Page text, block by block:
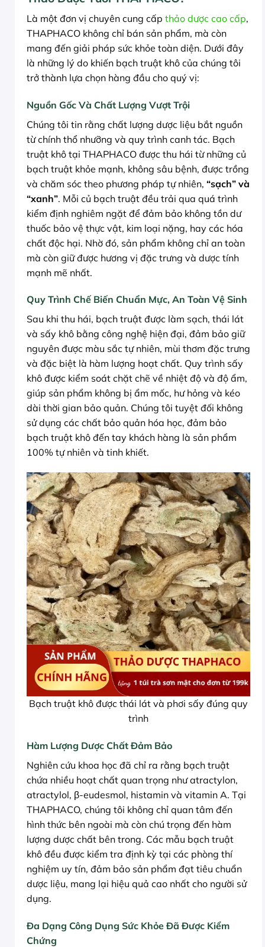
Là một đơn vị chuyên cung cấp thảo dược cao cấp,
THAPHACO không chỉ bán sản phẩm, mà còn
mang đến giải pháp sức khỏe toàn diện. Dưới đây
là những lý do khiến bạch truật khô của chúng tôi
trở thành lựa chọn hàng đầu cho quý vị:
Nguồn Gốc Và Chất Lượng Vượt Trội
Chúng tôi tin rằng chất lượng dược liệu bắt nguồn
từ chính thổ nhưỡng và quy trình canh tác. Bạch
truật khô tại THAPHACO được thu hái từ những củ
bạch truật khỏe mạnh, không sâu bệnh, được trồng
và chăm sóc theo phương pháp tự nhiên, “sạch” và
“xanh”. Mỗi củ bạch truật đều trải qua quá trình
kiểm định nghiêm ngặt để đảm bảo không tồn dư
thuốc bảo vệ thực vật, kim loại nặng, hay các hóa
chất độc hại. Nhờ đó, sản phẩm không chỉ an toàn
mà còn giữ được hương vị đặc trưng và dược tính
mạnh mẽ nhất.
Quy Trình Chế Biến Chuẩn Mực, An Toàn Vệ Sinh
Sau khi thu hái, bạch truật được làm sạch, thái lát
và sấy khô bằng công nghệ hiện đại, đảm bảo giữ
nguyên được màu sắc tự nhiên, mùi thơm đặc trưng
và đặc biệt là hàm lượng hoạt chất. Quy trình sấy
khô được kiểm soát chặt chẽ về nhiệt độ và độ ẩm,
giúp sản phẩm không bị ẩm mốc, hư hỏng và kéo
dài thời gian bảo quản. Chúng tôi tuyệt đối không
sử dụng các chất bảo quản hóa học, đảm bảo
bạch truật khô đến tay khách hàng là sản phẩm
100% tự nhiên và tinh khiết.
Bạch truật khô được thái lát và phơi sấy đúng quy
trình
Hàm Lượng Dược Chất Đảm Bảo
Nghiên cứu khoa học đã chỉ ra rằng bạch truật
chứa nhiều hoạt chất quan trọng như atractylon,
atractylol, β-eudesmol, histamin và vitamin A. Tại
THAPHACO, chúng tôi không chỉ quan tâm đến
hình thức bên ngoài mà còn chú trọng đến hàm
lượng dược chất bên trong. Các mẫu bạch truật
khô đều được kiểm tra định kỳ tại các phòng thí
nghiệm uy tín, đảm bảo sản phẩm đạt tiêu chuẩn
dược liệu, mang lại hiệu quả cao nhất cho người sử
dụng.
Đa Dạng Công Dụng Sức Khỏe Đã Được Kiểm
Chứng